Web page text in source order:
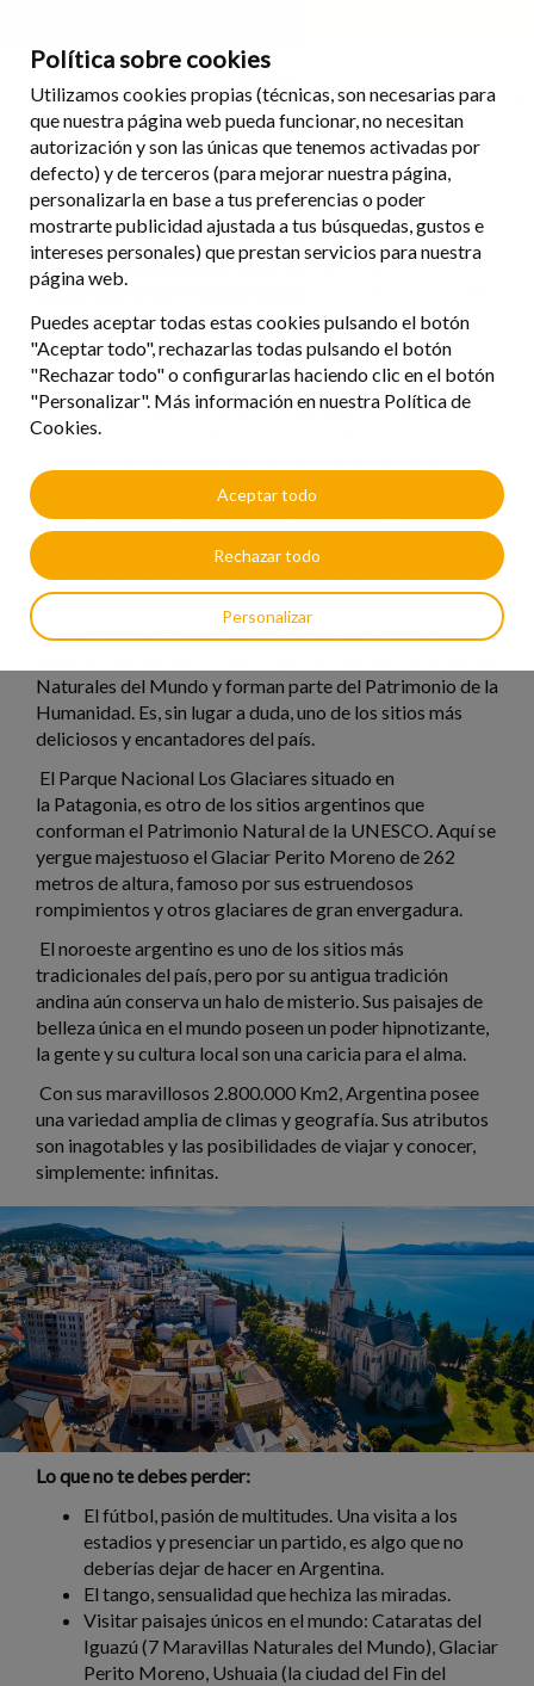
Argentina
Crisol de razas, país de exploradores, inmigrantes y
románticos aventureros, así es la Argentina; uno de esos
pocos lugares en el mundo donde la naturaleza ha creado
paisajes excepcionales y el hombre ha desarrollado una
cultura interesante.
Buenos Aires, capital de la Argentina también conocida
como la Reina del Plata, es considerada una de las
ciudades más bellas de toda Latinoamérica.
forman parte de su patrimonio cultural. Y a pesar de sus
más de 15 millones de habitantes, la ciudad es una
excelente anfitriona, muy amigable con sus visitantes y
turistas y fácil de acceder. Buenos Aires es la principal
puerta de acceso al resto del país.
Las Cataratas del Iguazú, rodeadas de un entorno
Naturales del Mundo y forman parte del Patrimonio de la
Humanidad. Es, sin lugar a duda, uno de los sitios más
deliciosos y encantadores del país.
El Parque Nacional Los Glaciares situado en
la Patagonia, es otro de los sitios argentinos que
conforman el Patrimonio Natural de la UNESCO. Aquí se
yergue majestuoso el Glaciar Perito Moreno de 262
metros de altura, famoso por sus estruendosos
rompimientos y otros glaciares de gran envergadura.
El noroeste argentino es uno de los sitios más
tradicionales del país, pero por su antigua tradición
andina aún conserva un halo de misterio. Sus paisajes de
belleza única en el mundo poseen un poder hipnotizante,
la gente y su cultura local son una caricia para el alma.
Con sus maravillosos 2.800.000 Km2, Argentina posee
una variedad amplia de climas y geografía. Sus atributos
son inagotables y las posibilidades de viajar y conocer,
simplemente: infinitas.
Lo que no te debes perder:
El fútbol, pasión de multitudes. Una visita a los
estadios y presenciar un partido, es algo que no
deberías dejar de hacer en Argentina.
El tango, sensualidad que hechiza las miradas.
Visitar paisajes únicos en el mundo: Cataratas del
Iguazú (7 Maravillas Naturales del Mundo), Glaciar
Perito Moreno, Ushuaia (la ciudad del Fin del
Política sobre cookies
Utilizamos cookies propias (técnicas, son necesarias para
que nuestra página web pueda funcionar, no necesitan
autorización y son las únicas que tenemos activadas por
defecto) y de terceros (para mejorar nuestra página,
personalizarla en base a tus preferencias o poder
mostrarte publicidad ajustada a tus búsquedas, gustos e
intereses personales) que prestan servicios para nuestra
página web.
Puedes aceptar todas estas cookies pulsando el botón
"Aceptar todo", rechazarlas todas pulsando el botón
"Rechazar todo" o configurarlas haciendo clic en el botón
"Personalizar". Más información en nuestra Política de
Cookies.
Personalizar
Rechazar todo
Aceptar todo